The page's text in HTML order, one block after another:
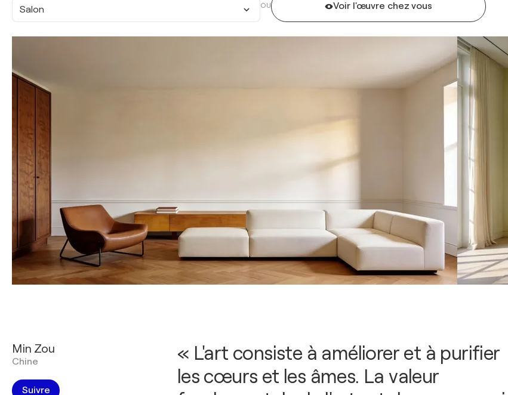
Salon OU Voir l'œuvre chez vous
Min Zou
Chine
Suivre
« L'art consiste à améliorer et à purifier
les cœurs et les âmes. La valeur